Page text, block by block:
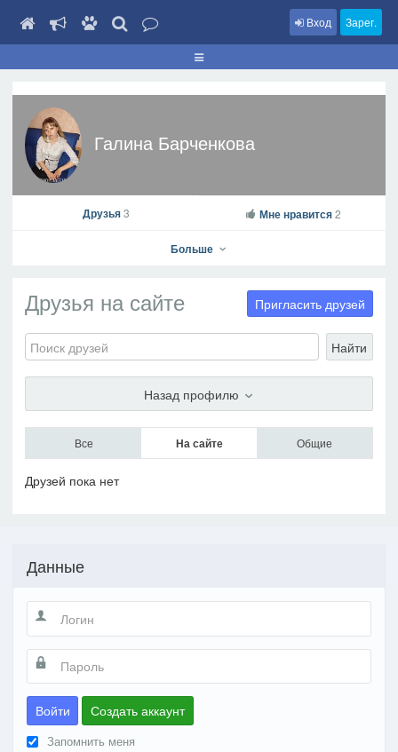
Вход Зарег.
Галина Барченкова
Галина Барченкова
На профиль
Фото Видео
Друзья3 Мне нравится 2
Больше
Друзья на сайте
Найти
Пригласить друзей
Назад профилю
Все На сайте Общие
Друзей пока нет
Данные
Войти Создать аккаунт
Запомнить меня